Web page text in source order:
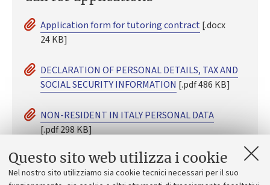
Questo sito web utilizza i cookie
Nel nostro sito utilizziamo sia cookie tecnici necessari per il suo
Application form for tutoring contract [.docx
24 KB]
DECLARATION OF PERSONAL DETAILS, TAX AND
SOCIAL SECURITY INFORMATION [.pdf 486 KB]
NON-RESIDENT IN ITALY PERSONAL DATA
[.pdf 298 KB]
GUIDE TO COMPLETING THE DECLARATION[.pdf
274 KB]